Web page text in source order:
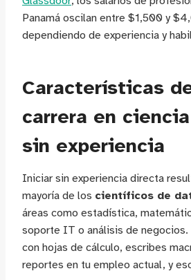
Panamá oscilan entre $1,500 y
dependiendo de experiencia y
Características
carrera en
sin experiencia
Iniciar sin experiencia directa
mayoría de los científicos de
áreas como estadística,
soporte IT o análisis de negocios.
con hojas de cálculo, escribes
reportes en tu empleo actual, y